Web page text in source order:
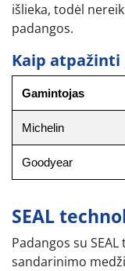
išlieka, todėl
padangos.
Kaip atpažinti
Gamintojas
Michelin
Goodyear
SEAL
Padangos su
sandarinimo